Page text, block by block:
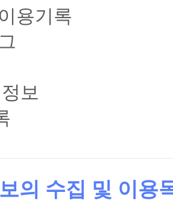
용기록
보
의 수집 및 이용